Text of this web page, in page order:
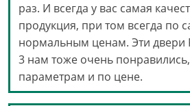
раз. И всегда у вас самая
продукция, при том всегда по
нормальным ценам. Эти двери
3 нам тоже очень
параметрам и по цене.